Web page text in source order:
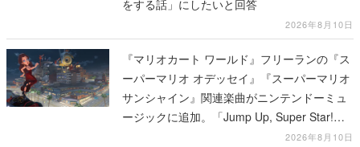
をする話」にしたいと回答
2026年8月10日
『マリオカート ワールド』フリーランの『ス
ーパーマリオ オデッセイ』『スーパーマリオ
サンシャイン』関連楽曲がニンテンドーミュ
ージックに追加。「Jump Up, Super Star!」
「ドルピックタウン」など計14曲が配信
2026年8月10日